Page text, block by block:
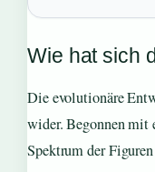
Wie hat sich
Die evolutionäre
wider. Begonnen mit
Spektrum der